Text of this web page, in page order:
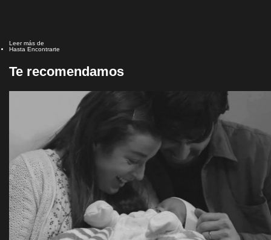
Leer más de
Hasta Encontrarte
Te recomendamos